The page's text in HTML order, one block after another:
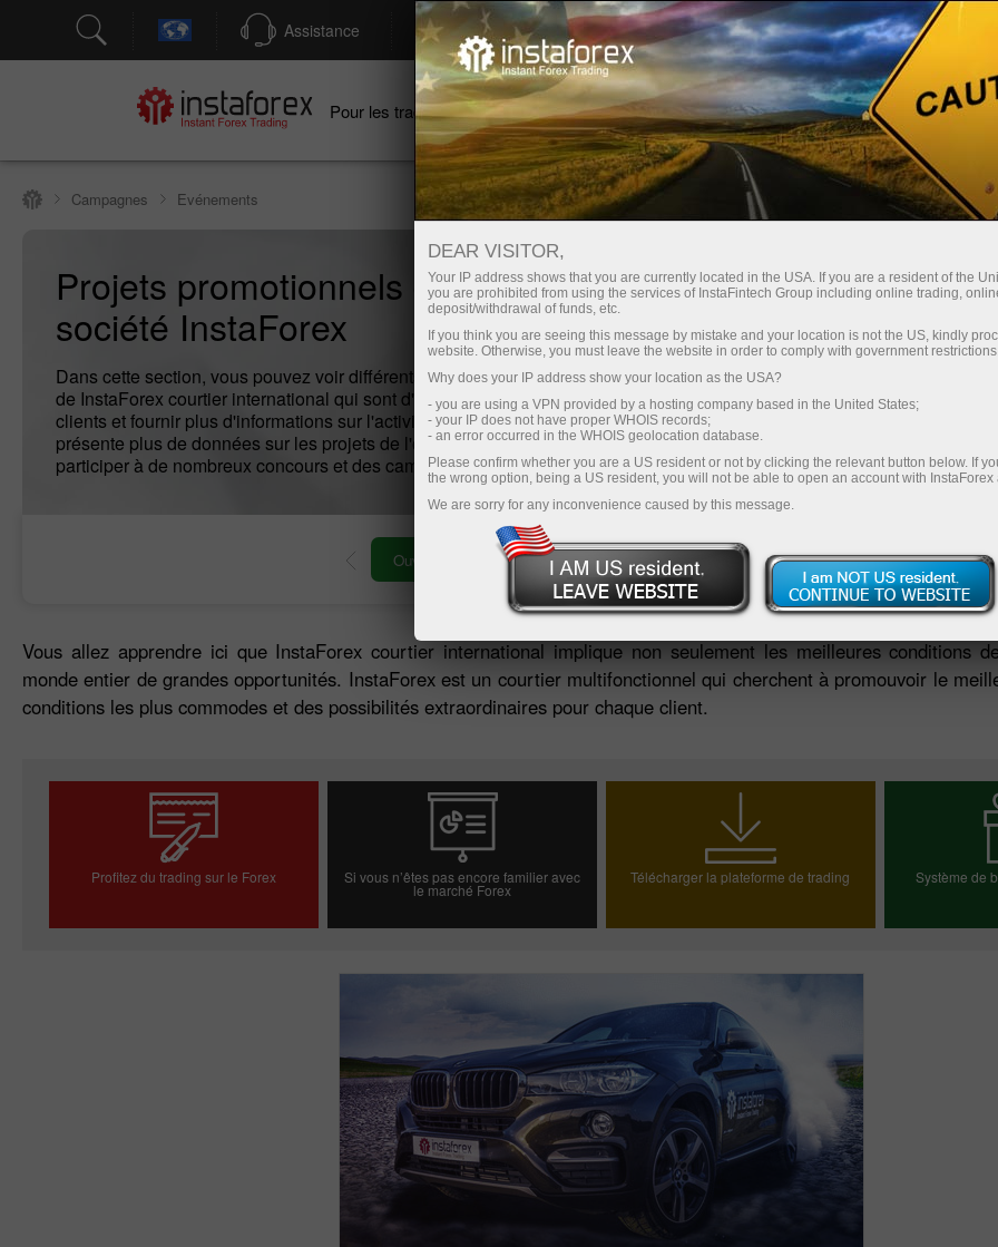
Assistance Ouverture rapide de compte Plateforme de trading
Pour les traders
Pour les traders
débutants
Pour les
investisseurs
Pour les
partenaires
Campagnes Evénements
Projets promotionnels de la
société InstaForex
Dans cette section, vous pouvez voir différents matériaux promo
de InstaForex courtier international qui sont d'intérêt pour les
clients et fournir plus d'informations sur l'activité InstaForex,
présente plus de données sur les projets de l'entreprise et inviter à
participer à de nombreux concours et des campagnes.
Ouvrir un compte de
démonstration
Vous allez apprendre ici que InstaForex courtier international implique non seulement les meilleures conditions
monde entier de grandes opportunités. InstaForex est un courtier multifonctionnel qui cherchent à promouvoir le
conditions les plus commodes et des possibilités extraordinaires pour chaque client.
Profitez du trading sur le Forex Si vous n’êtes pas encore familier avec
le marché Forex
Télécharger la plateforme de trading Système de
DEAR VISITOR,
Your IP address shows that you are currently located in the USA. If you are a resident of the
you are prohibited from using the services of InstaFintech Group including online trading,
deposit/withdrawal of funds, etc.
If you think you are seeing this message by mistake and your location is not the US, kindly
website. Otherwise, you must leave the website in order to comply with government
Why does your IP address show your location as the USA?
- you are using a VPN provided by a hosting company based in the United States;
- your IP does not have proper WHOIS records;
- an error occurred in the WHOIS geolocation database.
Please confirm whether you are a US resident or not by clicking the relevant button below. If
the wrong option, being a US resident, you will not be able to open an account with InstaForex
We are sorry for any inconvenience caused by this message.